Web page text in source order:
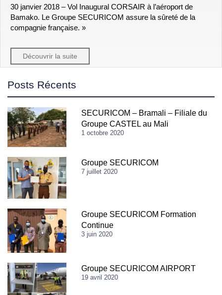
30 janvier 2018 – Vol Inaugural CORSAIR à l’aéroport de
Bamako. Le Groupe SECURICOM assure la sûreté de la
compagnie française. »
Découvrir la suite
Posts Récents
SECURICOM – Bramali – Filiale du
Groupe CASTEL au Mali
1 octobre 2020
Groupe SECURICOM
7 juillet 2020
Groupe SECURICOM Formation
Continue
3 juin 2020
Groupe SECURICOM AIRPORT
19 avril 2020